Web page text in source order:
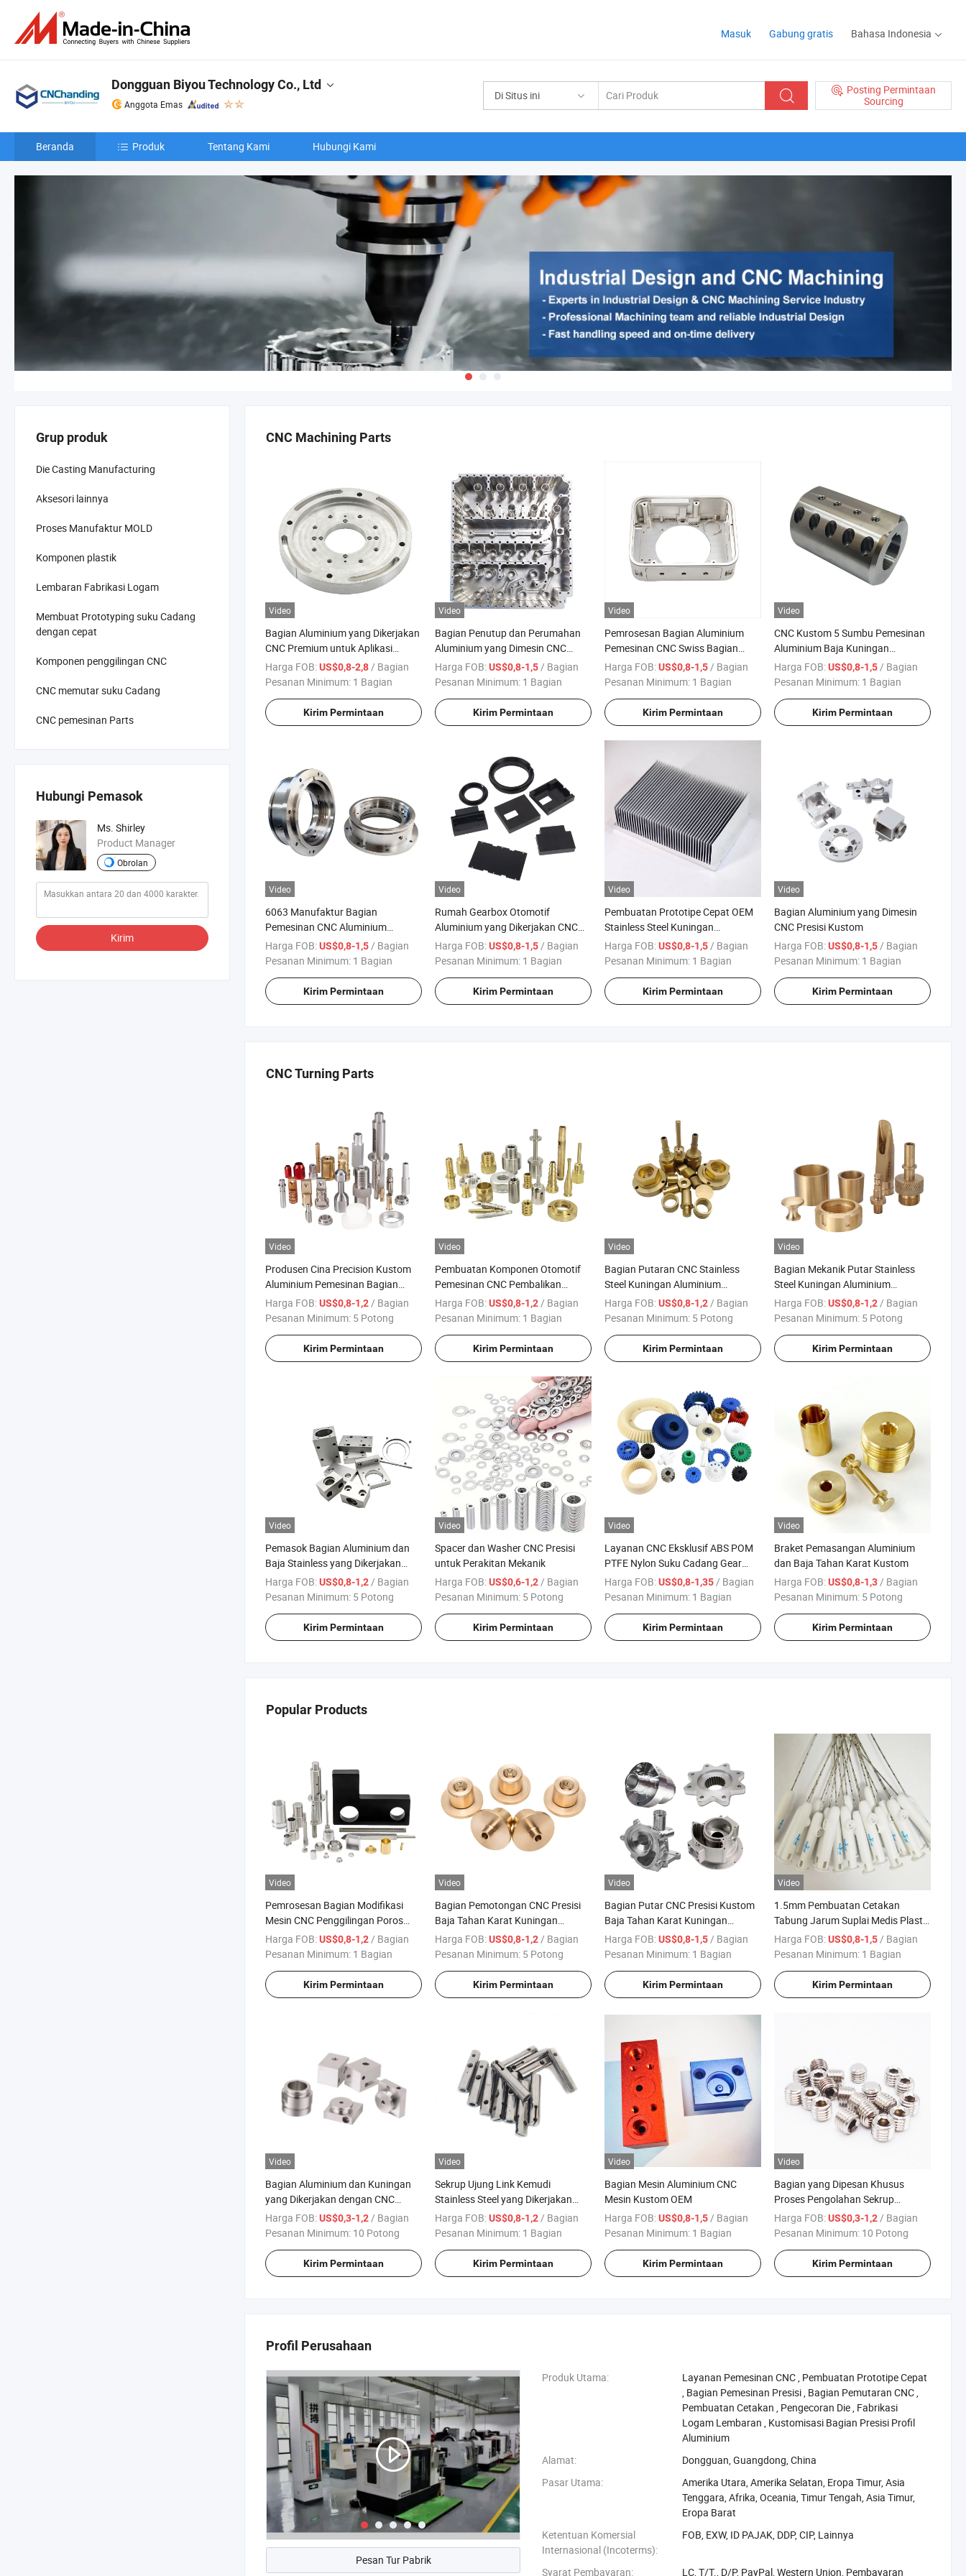
Masuk Gabung gratis Bahasa Indonesia
Di Situs ini
Posting Permintaan
Sourcing
Dongguan Biyou Technology Co., Ltd
Anggota Emas
Beranda Produk Tentang Kami Hubungi Kami
CNC Machining Parts
Video
Bagian Aluminium yang Dikerjakan
CNC Premium untuk Aplikasi
Industri
Harga FOB:US$0,8-2,8/ Bagian
Pesanan Minimum: 1 Bagian
Kirim Permintaan
Video
Bagian Penutup dan Perumahan
Aluminium yang Dimesin CNC
dengan Desain Pendingin
Harga FOB:US$0,8-1,5/ Bagian
Pesanan Minimum: 1 Bagian
Kirim Permintaan
Video
Pemrosesan Bagian Aluminium
Pemesinan CNC Swiss Bagian
Putar Aluminium Penggilingan
Harga FOB:US$0,8-1,5/ Bagian
Pesanan Minimum: 1 Bagian
Kirim Permintaan
Video
CNC Kustom 5 Sumbu Pemesinan
Aluminium Baja Kuningan
Penggilingan Pembalikan Suku
Cadang Otomatis
Harga FOB:US$0,8-1,5/ Bagian
Pesanan Minimum: 1 Bagian
Kirim Permintaan
Video
6063 Manufaktur Bagian
Pemesinan CNC Aluminium
Penerbangan Bagian Penggilingan
Bagian Pembalikan
Harga FOB:US$0,8-1,5/ Bagian
Pesanan Minimum: 1 Bagian
Kirim Permintaan
Video
Rumah Gearbox Otomotif
Aluminium yang Dikerjakan CNC
Kustom
Harga FOB:US$0,8-1,5/ Bagian
Pesanan Minimum: 1 Bagian
Kirim Permintaan
Video
Pembuatan Prototipe Cepat OEM
Stainless Steel Kuningan
Aluminium Pendingin Radiator
Heat Sink
Harga FOB:US$0,8-1,5/ Bagian
Pesanan Minimum: 1 Bagian
Kirim Permintaan
Video
Bagian Aluminium yang Dimesin
CNC Presisi Kustom
Harga FOB:US$0,8-1,5/ Bagian
Pesanan Minimum: 1 Bagian
Kirim Permintaan
CNC Turning Parts
Video
Produsen Cina Precision Kustom
Aluminium Pemesinan Bagian
Mesin CNC
Harga FOB:US$0,8-1,2/ Bagian
Pesanan Minimum: 5 Potong
Kirim Permintaan
Video
Pembuatan Komponen Otomotif
Pemesinan CNC Pembalikan
Penggilingan Poros Beralur
Pengikat
Harga FOB:US$0,8-1,2/ Bagian
Pesanan Minimum: 1 Bagian
Kirim Permintaan
Video
Bagian Putaran CNC Stainless
Steel Kuningan Aluminium
Titanium Pabrik OEM
Harga FOB:US$0,8-1,2/ Bagian
Pesanan Minimum: 5 Potong
Kirim Permintaan
Video
Bagian Mekanik Putar Stainless
Steel Kuningan Aluminium
Titanium CNC
Harga FOB:US$0,8-1,2/ Bagian
Pesanan Minimum: 5 Potong
Kirim Permintaan
Video
Pemasok Bagian Aluminium dan
Baja Stainless yang Dikerjakan
dengan CNC Kustom
Harga FOB:US$0,8-1,2/ Bagian
Pesanan Minimum: 5 Potong
Kirim Permintaan
Video
Spacer dan Washer CNC Presisi
untuk Perakitan Mekanik
Harga FOB:US$0,6-1,2/ Bagian
Pesanan Minimum: 5 Potong
Kirim Permintaan
Video
Layanan CNC Eksklusif ABS POM
PTFE Nylon Suku Cadang Gear
Plastik OEM Pemesinan
Harga FOB:US$0,8-1,35/ Bagian
Pesanan Minimum: 1 Bagian
Kirim Permintaan
Video
Braket Pemasangan Aluminium
dan Baja Tahan Karat Kustom
Harga FOB:US$0,8-1,3/ Bagian
Pesanan Minimum: 5 Potong
Kirim Permintaan
Popular Products
Video
Pemrosesan Bagian Modifikasi
Mesin CNC Penggilingan Poros
Beralur Baja Suku Cadang
Otomotif
Harga FOB:US$0,8-1,2/ Bagian
Pesanan Minimum: 1 Bagian
Kirim Permintaan
Video
Bagian Pemotongan CNC Presisi
Baja Tahan Karat Kuningan
Aluminium Titanium Bagian
Mekanis
Harga FOB:US$0,8-1,2/ Bagian
Pesanan Minimum: 5 Potong
Kirim Permintaan
Video
Bagian Putar CNC Presisi Kustom
Baja Tahan Karat Kuningan
Aluminium
Harga FOB:US$0,8-1,5/ Bagian
Pesanan Minimum: 1 Bagian
Kirim Permintaan
Video
1.5mm Pembuatan Cetakan
Tabung Jarum Suplai Medis Plastik
Bagian Plastik ABS PTFE
Harga FOB:US$0,8-1,5/ Bagian
Pesanan Minimum: 1 Bagian
Kirim Permintaan
Video
Bagian Aluminium dan Kuningan
yang Dikerjakan dengan CNC
Presisi untuk Peralatan Elektronik
dan Industri
Harga FOB:US$0,3-1,2/ Bagian
Pesanan Minimum: 10 Potong
Kirim Permintaan
Video
Sekrup Ujung Link Kemudi
Stainless Steel yang Dikerjakan
CNC Kustom
Harga FOB:US$0,8-1,2/ Bagian
Pesanan Minimum: 1 Bagian
Kirim Permintaan
Video
Bagian Mesin Aluminium CNC
Mesin Kustom OEM
Harga FOB:US$0,8-1,5/ Bagian
Pesanan Minimum: 1 Bagian
Kirim Permintaan
Video
Bagian yang Dipesan Khusus
Proses Pengolahan Sekrup
Pengikat Manufaktur Bagian
Mesin
Harga FOB:US$0,3-1,2/ Bagian
Pesanan Minimum: 10 Potong
Kirim Permintaan
Profil Perusahaan
Pesan Tur Pabrik
Produk Utama: ‪Layanan Pemesinan CNC‬, ‪Pembuatan Prototipe Cepat‬
, ‪Bagian Pemesinan Presisi‬, ‪Bagian Pemutaran CNC‬,
‪Pembuatan Cetakan‬ , ‪Pengecoran Die‬, ‪Fabrikasi
Logam Lembaran‬ , ‪Kustomisasi Bagian Presisi Profil
Aluminium‬
Alamat:
Dongguan, Guangdong, China
Pasar Utama:
Amerika Utara, Amerika Selatan, Eropa Timur, Asia
Tenggara, Afrika, Oceania, Timur Tengah, Asia Timur,
Eropa Barat
Ketentuan Komersial
Internasional (Incoterms):
FOB, EXW, ID PAJAK, DDP, CIP, Lainnya
Syarat Pembayaran: LC, T/T., D/P, PayPal, Western Union, Pembayaran
Grup produk
Die Casting Manufacturing
Aksesori lainnya
Proses Manufaktur MOLD
Komponen plastik
Lembaran Fabrikasi Logam
Membuat Prototyping suku Cadang
dengan cepat
Komponen penggilingan CNC
CNC memutar suku Cadang
CNC pemesinan Parts
Hubungi Pemasok
Ms. Shirley
Product Manager
Obrolan
Kirim